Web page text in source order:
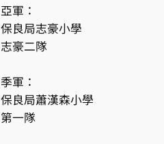
亞軍：
保良局志豪小學
志豪二隊
季軍：
保良局蕭漢森小學
第一隊